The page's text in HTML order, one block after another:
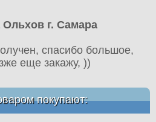
Ольхов г. Самара
спасибо большое,
еще закажу, ))
покупают: